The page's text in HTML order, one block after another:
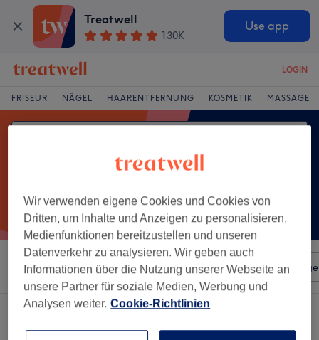
Treatwell
130K
Use app
LOGIN
FRISEUR NÄGEL HAARENTFERNUNG KOSMETIK MASSAGE
Sortieren nach Beliebiger Preis Salons
Ein Salon, der anbietet: chemical straightening in Friedrichshain, Berlin
Wir verwenden eigene Cookies und Cookies von
Dritten, um Inhalte und Anzeigen zu personalisieren,
Medienfunktionen bereitzustellen und unseren
Datenverkehr zu analysieren. Wir geben auch
Informationen über die Nutzung unserer Webseite an
unsere Partner für soziale Medien, Werbung und
Analysen weiter. Cookie-Richtlinien